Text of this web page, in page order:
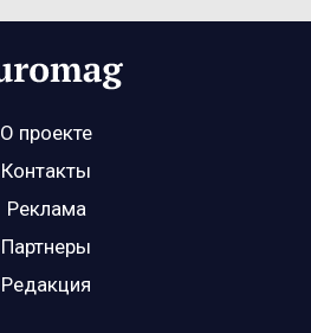
О проекте
Контакты
Реклама
Партнеры
Редакция